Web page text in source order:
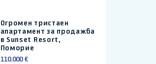
Огромен тристаен
апартамент за продажба
в Sunset Resort,
Поморие
110.000 €